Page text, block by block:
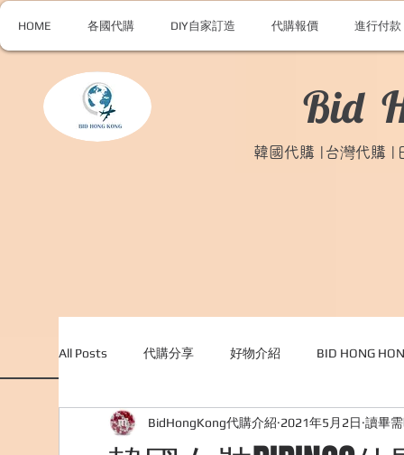
HOME 各國代購 DIY自家訂造 代購報價 進行付款
Bid
韓國代購 |台灣代購 |
All Posts 代購分享 好物介紹 BID HONG
外國購物網站介紹 ABOUT ME ABOUT
BidHongKong代購介紹 2021年5月2日 讀畢